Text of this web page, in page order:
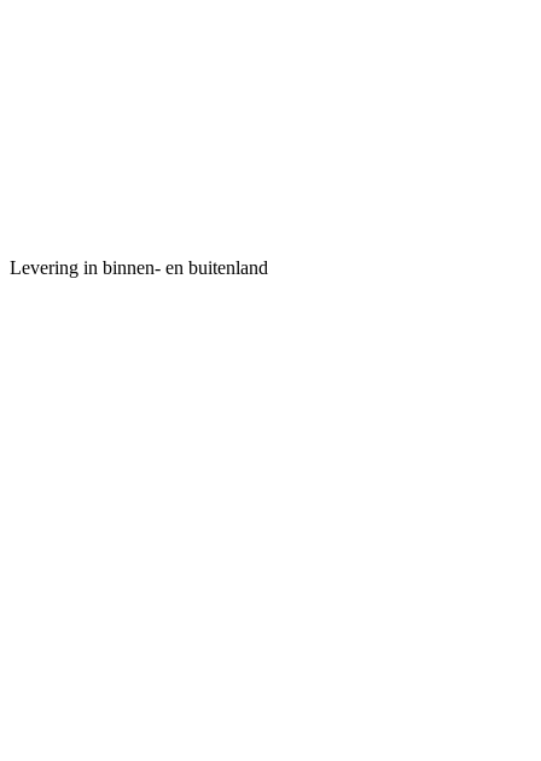
Levering in binnen- en buitenland